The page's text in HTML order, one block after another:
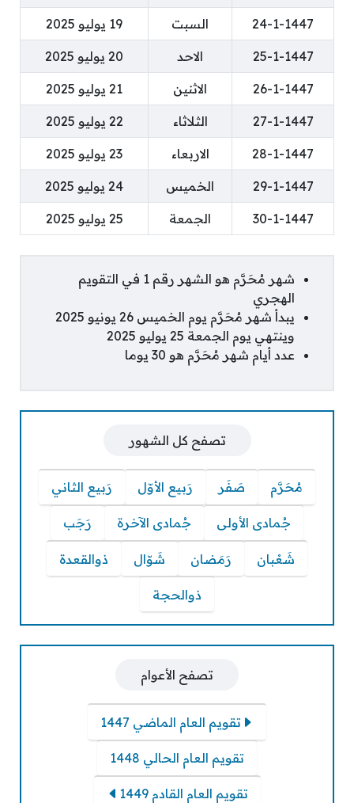
24-1-1447 السبت 19 يوليو 2025
25-1-1447 الاحد 20 يوليو 2025
26-1-1447 الاثنين 21 يوليو 2025
27-1-1447 الثلاثاء 22 يوليو 2025
28-1-1447 الاربعاء 23 يوليو 2025
29-1-1447 الخميس 24 يوليو 2025
30-1-1447 الجمعة 25 يوليو 2025
شهر مُحَرَّم هو الشهر رقم 1 في التقويم
الهجري
يبدأ شهر مُحَرَّم يوم الخميس 26 يونيو 2025
وينتهي يوم الجمعة 25 يوليو 2025
عدد أيام شهر مُحَرَّم هو 30 يوما
تصفح كل الشهور
مُحَرَّم صَفَر رَبيع الأوّل رَبيع الثاني
جُمادى الأولى جُمادى الآخرة رَجَب
شَعْبان رَمَضان شَوّال ذوالقعدة
ذوالحجة
تصفح الأعوام
تقويم العام الماضي 1447
تقويم العام الحالي 1448
تقويم العام القادم 1449